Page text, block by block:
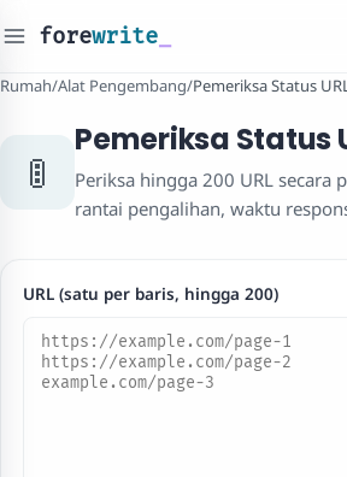
forewrite
Rumah/Alat Pengembang/Pemeriksa Status
🚦
Pemeriksa Status
Periksa hingga 200 URL secara
rantai pengalihan, waktu
URL (satu per baris, hingga 200)